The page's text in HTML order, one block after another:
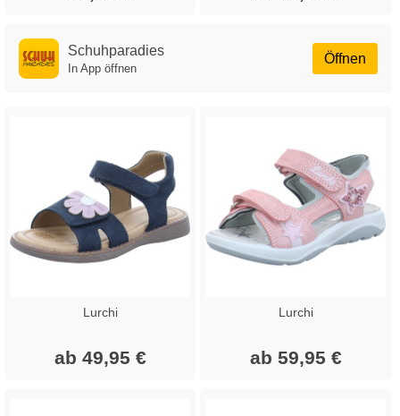
Öffnen
Schuhparadies
In App öffnen
Lurchi
ab 49,95 €
Lurchi
ab 59,95 €